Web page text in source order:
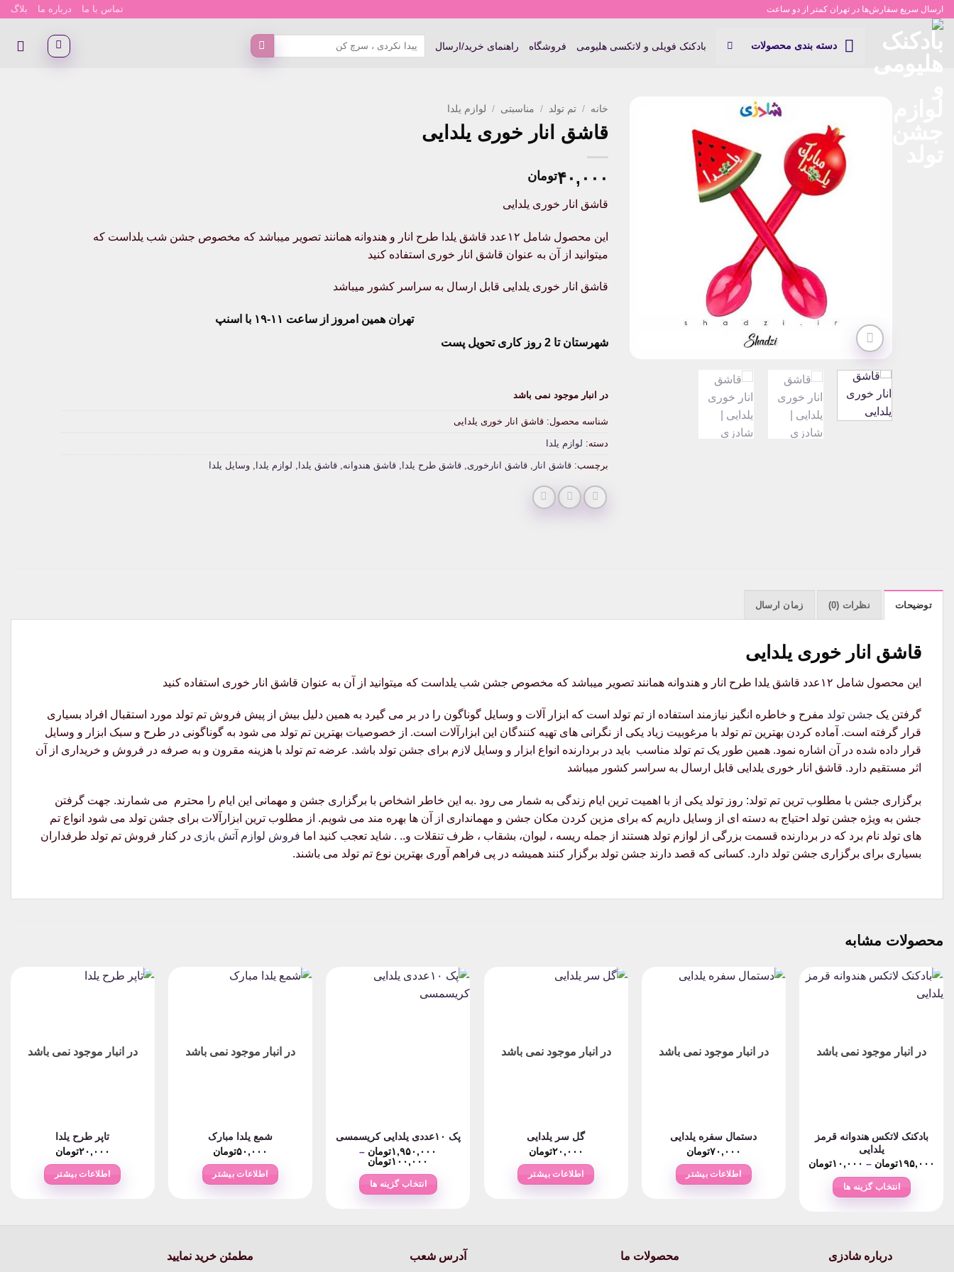
Skip
content
ارسال سریع سفارش‌ها در تهران کمتر از دو ساعت تماس با ما درباره ما بلاگ
دسته بندی محصولات بادکنک فویلی و لاتکسی هلیومی فروشگاه راهنمای خرید/ارسال
جستجو
برای:
خانه / تم تولد / مناسبتی / لوازم یلدا
قاشق انار خوری یلدایی
۴۰,۰۰۰تومان
قاشق انار خوری یلدایی
این محصول شامل ۱۲عدد قاشق یلدا طرح انار و هندوانه همانند تصویر میباشد که مخصوص جشن شب یلداست که
میتوانید از آن به عنوان قاشق انار خوری استفاده کنید
قاشق انار خوری یلدایی قابل ارسال به سراسر کشور میباشد
تهران همین امروز از ساعت ۱۱-۱۹ با اسنپ
شهرستان تا 2 روز کاری تحویل پست
در انبار موجود نمی باشد
شناسه محصول: قاشق انار خوری یلدایی
دسته: لوازم یلدا
برچسب: قاشق انار قاشق انارخوری قاشق طرح یلدا قاشق هندوانه قاشق یلدا لوازم یلدا وسایل یلدا
توضیحات نظرات (0) زمان ارسال
قاشق انار خوری یلدایی
این محصول شامل ۱۲عدد قاشق یلدا طرح انار و هندوانه همانند تصویر میباشد که مخصوص جشن شب یلداست که میتوانید از آن به عنوان قاشق انار خوری استفاده کنید
گرفتن یک جشن تولد مفرح و خاطره انگیز نیازمند استفاده از تم تولد است که ابزار آلات و وسایل گوناگون را در بر می گیرد به همین دلیل بیش از پیش فروش تم تولد مورد استقبال افراد بسیاری
قرار گرفته است. آماده کردن بهترین تم تولد با مرغوبیت زیاد یکی از نگرانی های تهیه کنندگان این ابزارآلات است. از خصوصیات بهترین تم تولد می شود به گوناگونی در طرح و سبک ابزار و وسایل
قرار داده شده در آن اشاره نمود. همین طور یک تم تولد مناسب باید در بردارنده انواع ابزار و وسایل لازم برای جشن تولد باشد. عرضه تم تولد با هزینه مقرون و به صرفه در فروش و خریداری از آن
اثر مستقیم دارد. قاشق انار خوری یلدایی قابل ارسال به سراسر کشور میباشد
برگزاری جشن با مطلوب ترین تم تولد: روز تولد یکی از با اهمیت ترین ایام زندگی به شمار می رود .به این خاطر اشخاص با برگزاری جشن و مهمانی این ایام را محترم می شمارند. جهت گرفتن
جشن به ویژه جشن تولد احتیاج به دسته ای از وسایل داریم که برای مزین کردن مکان جشن و مهمانداری از آن ها بهره مند می شویم. از مطلوب ترین ابزارآلات برای جشن تولد می شود انواع تم
های تولد نام برد که در بردارنده قسمت بزرگی از لوازم تولد هستند از جمله ریسه ، لیوان، بشقاب ، ظرف تنقلات و.. . شاید تعجب کنید اما فروش لوازم آتش بازی در کنار فروش تم تولد طرفداران
بسیاری برای برگزاری جشن تولد دارد. کسانی که قصد دارند جشن تولد برگزار کنند همیشه در پی فراهم آوری بهترین نوع تم تولد می باشند.
محصولات مشابه
در انبار موجود نمی باشد
بادکنک لاتکس هندوانه قرمز
یلدایی
۱۹۵,۰۰۰تومان – ۱۰,۰۰۰تومان
انتخاب گزینه ها
انواع
در انبار موجود نمی باشد
دستمال سفره یلدایی
۷۰,۰۰۰تومان
اطلاعات بیشتر
در انبار موجود نمی باشد
گل سر یلدایی
۲۰,۰۰۰تومان
اطلاعات بیشتر
پک ۱۰عددی یلدایی کریسمسی
۱,۹۵۰,۰۰۰تومان –
۱۰۰,۰۰۰تومانPrice
through
انتخاب گزینه ها
در انبار موجود نمی باشد
شمع یلدا مبارک
۵۰,۰۰۰تومان
اطلاعات بیشتر
در انبار موجود نمی باشد
تاپر طرح یلدا
۲۰,۰۰۰تومان
اطلاعات بیشتر
درباره شادزی محصولات ما آدرس شعب مطمئن خرید نمایید